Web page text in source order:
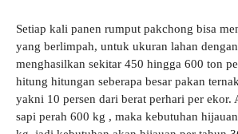
Setiap kali panen rumput pakchong bisa
yang berlimpah, untuk ukuran lahan
menghasilkan sekitar 450 hingga 600 ton
hitung hitungan seberapa besar pakan
yakni 10 persen dari berat perhari per ekor.
sapi perah 600 kg , maka kebutuhan